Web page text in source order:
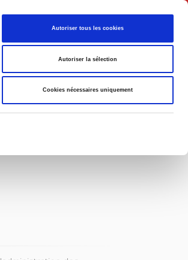
Autoriser tous les cookies
Autoriser la sélection
Cookies nécessaires uniquement